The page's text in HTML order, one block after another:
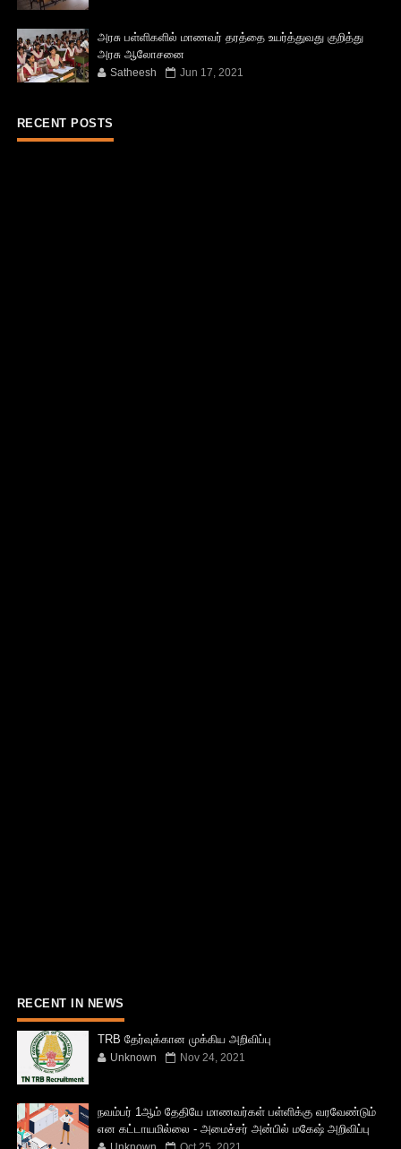
அரசு பள்ளிகளில் மாணவர் தரத்தை உயர்த்துவது குறித்து
அரசு ஆலோசனை
Satheesh Jun 17, 2021
RECENT POSTS
RECENT IN NEWS
TRB தேர்வுக்கான முக்கிய அறிவிப்பு
Unknown Nov 24, 2021
நவம்பர் 1ஆம் தேதியே மாணவர்கள் பள்ளிக்கு வரவேண்டும்
என கட்டாயமில்லை - அமைச்சர் அன்பில் மகேஷ் அறிவிப்பு